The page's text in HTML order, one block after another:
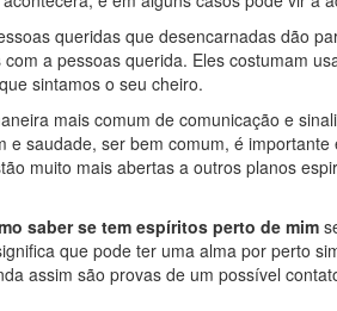
queridas que desencarnadas dão
a pessoas querida. Eles costumam
sintamos o seu cheiro.
mais comum de comunicação e
e saudade, ser bem comum, é
muito mais abertas a outros planos
saber se tem espíritos perto de mim
que pode ter uma alma por perto
assim são provas de um possível